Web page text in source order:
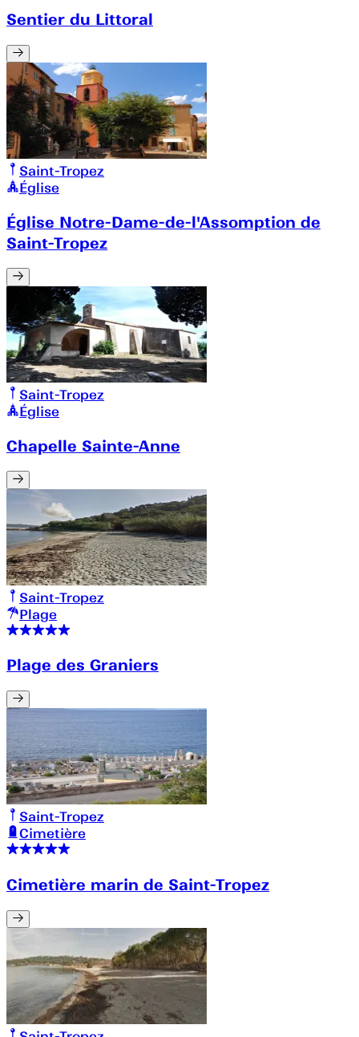
Sentier du Littoral
Saint-Tropez
Église
Église Notre-Dame-de-l'Assomption de
Saint-Tropez
Saint-Tropez
Église
Chapelle Sainte-Anne
Saint-Tropez
Plage
Plage des Graniers
Saint-Tropez
Cimetière
Cimetière marin de Saint-Tropez